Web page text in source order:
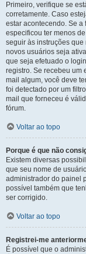
Primeiro, verifique se
corretamente. Caso
estar acontecendo. Se a
especificou ter menos
seguir às instruções
novos usuários seja
que seja efetuado o
registro. Se recebeu um
mail algum, você deve
foi detectado por um
mail que forneceu é
fórum.
Voltar ao topo
Porque é que não
Existem diversas
que seu nome de
administrador do painel
possível também que
ser corrigido.
Voltar ao topo
Registrei-me
É possível que o